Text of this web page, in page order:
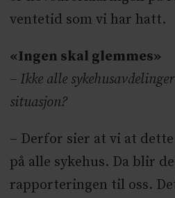
ventetid som vi har hatt.
«Ingen skal glemmes»
– Ikke alle
situasjon?
– Derfor sier at vi at
på alle sykehus. Da blir
rapporteringen til oss.